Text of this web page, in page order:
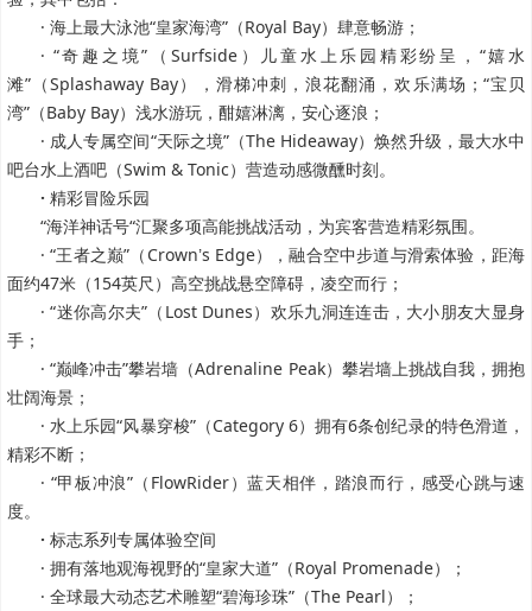
· 海上最大泳池“皇家海湾”（Royal Bay）肆意畅游；
· “奇趣之境”（Surfside）儿童水上乐园精彩纷呈，“嬉水
滩”（Splashaway Bay），滑梯冲刺，浪花翻涌，欢乐满场；“宝贝
湾”（Baby Bay）浅水游玩，酣嬉淋漓，安心逐浪；
· 成人专属空间“天际之境”（The Hideaway）焕然升级，最大水中
吧台水上酒吧（Swim & Tonic）营造动感微醺时刻。
· 精彩冒险乐园
“海洋神话号“汇聚多项高能挑战活动，为宾客营造精彩氛围。
· “王者之巅”（Crown’s Edge），融合空中步道与滑索体验，距海
面约47米（154英尺）高空挑战悬空障碍，凌空而行；
· “迷你高尔夫”（Lost Dunes）欢乐九洞连连击，大小朋友大显身
手；
· “巅峰冲击”攀岩墙（Adrenaline Peak）攀岩墙上挑战自我，拥抱
壮阔海景；
· 水上乐园“风暴穿梭”（Category 6）拥有6条创纪录的特色滑道，
精彩不断；
· “甲板冲浪”（FlowRider）蓝天相伴，踏浪而行，感受心跳与速
度。
· 标志系列专属体验空间
· 拥有落地观海视野的“皇家大道”（Royal Promenade）；
· 全球最大动态艺术雕塑“碧海珍珠”（The Pearl）；